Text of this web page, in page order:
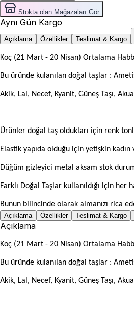
Stokta olan Mağazaları Gör
Aynı Gün Kargo
Açıklama Özellikler Teslimat & Kargo
Koç (21 Mart - 20 Nisan) Ortalama
Bu üründe kulanılan doğal taşlar :
Akik, Lal, Necef, Kyanit, Güneş Taşı,
Ürünler doğal taş oldukları için renk
Elastik yapıda olduğu için yetişkin
Düğüm gizleyici metal aksam stok
Farklı Doğal Taşlar kullanıldığı için
Bunun bilincinde olarak almanızı rica
Açıklama Özellikler Teslimat & Kargo
Açıklama
Koç (21 Mart - 20 Nisan) Ortalama
Bu üründe kulanılan doğal taşlar :
Akik, Lal, Necef, Kyanit, Güneş Taşı,